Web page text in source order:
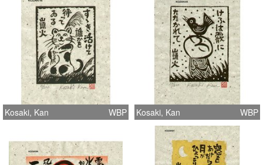
Kosaki, Kan WBP Kosaki, Kan WBP